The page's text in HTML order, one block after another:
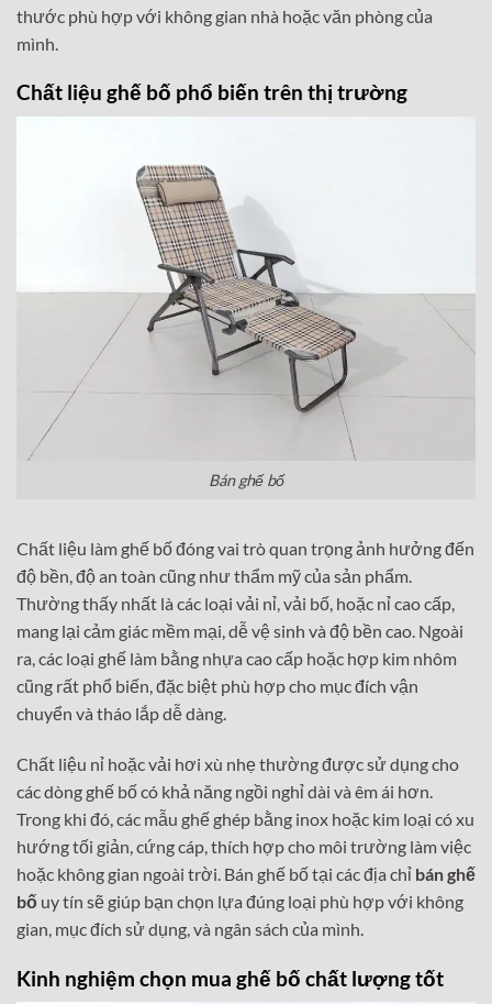
thước phù hợp với không gian nhà hoặc văn phòng của
mình.
Chất liệu ghế bố phổ biến trên thị trường
Bán ghế bố
Chất liệu làm ghế bố đóng vai trò quan trọng ảnh hưởng đến
độ bền, độ an toàn cũng như thẩm mỹ của sản phẩm.
Thường thấy nhất là các loại vải nỉ, vải bố, hoặc nỉ cao cấp,
mang lại cảm giác mềm mại, dễ vệ sinh và độ bền cao. Ngoài
ra, các loại ghế làm bằng nhựa cao cấp hoặc hợp kim nhôm
cũng rất phổ biến, đặc biệt phù hợp cho mục đích vận
chuyển và tháo lắp dễ dàng.
Chất liệu nỉ hoặc vải hơi xù nhẹ thường được sử dụng cho
các dòng ghế bố có khả năng ngồi nghỉ dài và êm ái hơn.
Trong khi đó, các mẫu ghế ghép bằng inox hoặc kim loại có xu
hướng tối giản, cứng cáp, thích hợp cho môi trường làm việc
hoặc không gian ngoài trời. Bán ghế bố tại các địa chỉ bán ghế
bố uy tín sẽ giúp bạn chọn lựa đúng loại phù hợp với không
gian, mục đích sử dụng, và ngân sách của mình.
Kinh nghiệm chọn mua ghế bố chất lượng tốt